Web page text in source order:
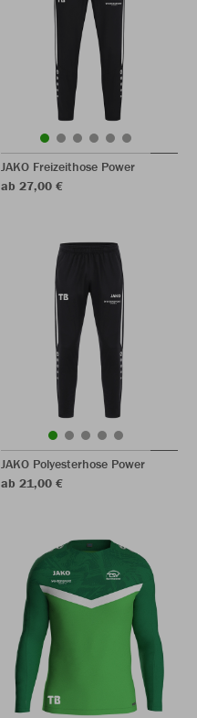
JAKO Freizeithose Power
ab 27,00 €
JAKO Polyesterhose Power
ab 21,00 €